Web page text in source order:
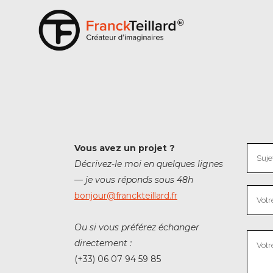
Vous avez un projet ?
Décrivez-le moi en quelques lignes
— je vous réponds sous 48h
bonjour@franckteillard.fr
Ou si vous préférez échanger
directement :
(+33) 06 07 94 59 85